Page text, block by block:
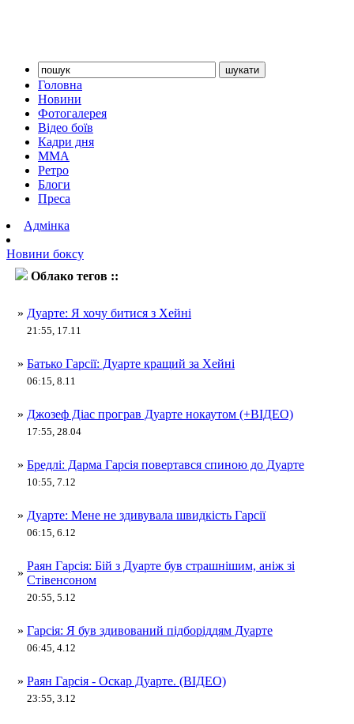
Головна
Новини
Фотогалерея
Відео боїв
Кадри дня
ММА
Ретро
Блоги
Преса
Адмінка
Новини боксу
Облако тегов ::
» Дуарте: Я хочу битися з Хейні
21:55, 17.11
» Батько Гарсії: Дуарте кращий за Хейні
06:15, 8.11
» Джозеф Діас програв Дуарте нокаутом (+ВІДЕО)
17:55, 28.04
» Бредлі: Дарма Гарсія повертався спиною до Дуарте
10:55, 7.12
» Дуарте: Мене не здивувала швидкість Гарсії
06:15, 6.12
»
Раян Гарсія: Бій з Дуарте був страшнішим, аніж зі
Стівенсоном
20:55, 5.12
» Гарсія: Я був здивований підборіддям Дуарте
06:45, 4.12
» Раян Гарсія - Оскар Дуарте. (ВІДЕО)
23:55, 3.12